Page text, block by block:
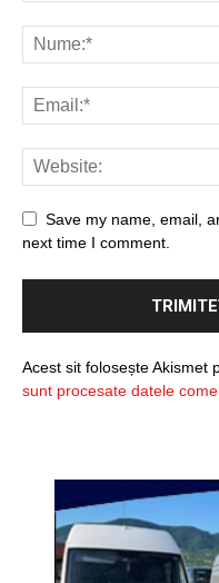
Save my name, email,
next time I comment.
Acest sit folosește Akismet
sunt procesate datele